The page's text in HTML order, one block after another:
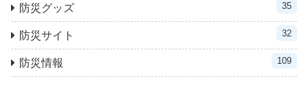
防災グッズ 35
防災サイト 32
防災情報 109